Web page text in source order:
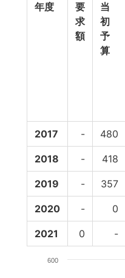
年度
要
求
額
当
初
予
算
2017 - 480
2018 - 418
2019 - 357
2020 - 0
2021 0 -
600